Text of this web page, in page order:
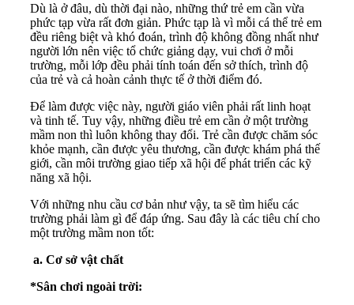
Dù là ở đâu, dù thời đại nào, những thứ trẻ em cần vừa
phức tạp vừa rất đơn giản. Phức tạp là vì mỗi cá thể trẻ em
đều riêng biệt và khó đoán, trình độ không đồng nhất như
người lớn nên việc tổ chức giảng dạy, vui chơi ở mỗi
trường, mỗi lớp đều phải tính toán đến sở thích, trình độ
của trẻ và cả hoàn cảnh thực tế ở thời điểm đó.
Để làm được việc này, người giáo viên phải rất linh hoạt
và tinh tế. Tuy vậy, những điều trẻ em cần ở một trường
mầm non thì luôn không thay đổi. Trẻ cần được chăm sóc
khỏe mạnh, cần được yêu thương, cần được khám phá thế
giới, cần môi trường giao tiếp xã hội để phát triển các kỹ
năng xã hội.
Với những nhu cầu cơ bản như vậy, ta sẽ tìm hiểu các
trường phải làm gì để đáp ứng. Sau đây là các tiêu chí cho
một trường mầm non tốt:
a. Cơ sở vật chất
*Sân chơi ngoài trời: